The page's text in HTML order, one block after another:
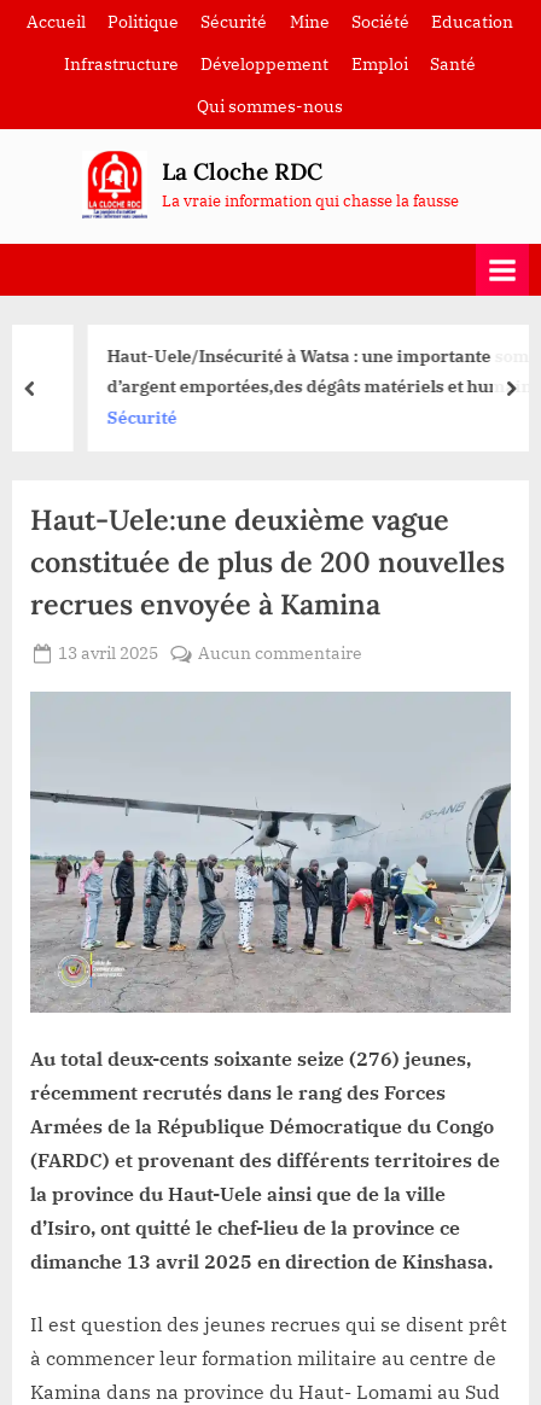
SkipAccueil Politique Sécurité Mine Société
Education
Infrastructure
Développement Emploi
Santé
Qui sommes-nous
La Cloche RDC
La vraie information qui chasse la fausse
Haut-Uele/Insécurité à Watsa : une importante somme
d’argent emportées,des dégâts matériels et humains
enregistrés dans une nuit cauchemardesque à Durba.
Sécurité
prev
Haut-Uele:une deuxième vague
constituée de plus de 200 nouvelles
recrues envoyée à Kamina
Posted
13 avril 2025
Aucun commentaire
de
de
200
nouvelles
recrues
envoyée
à
Au total deux-cents soixante seize (276) jeunes,
récemment recrutés dans le rang des Forces
Armées de la République Démocratique du Congo
(FARDC) et provenant des différents territoires de
la province du Haut-Uele ainsi que de la ville
d’Isiro, ont quitté le chef-lieu de la province ce
dimanche 13 avril 2025 en direction de Kinshasa.
Il est question des jeunes recrues qui se disent prêt
à commencer leur formation militaire au centre de
Kamina dans na province du Haut- Lomami au Sud